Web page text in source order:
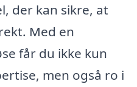
der kan sikre, at
Med en
får du ikke kun
men også ro i